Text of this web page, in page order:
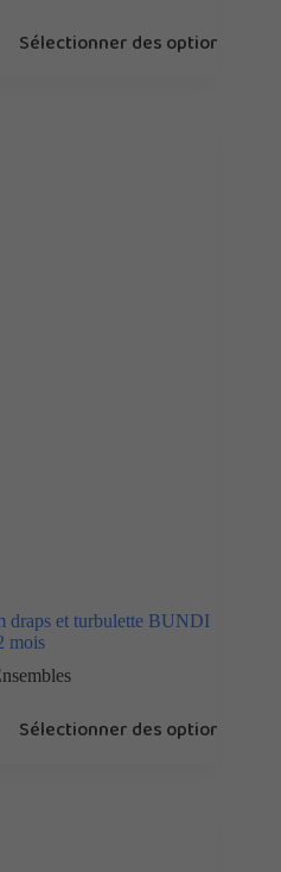
Sélectionner des options
et turbulette BUNDI
mois
Sélectionner des options